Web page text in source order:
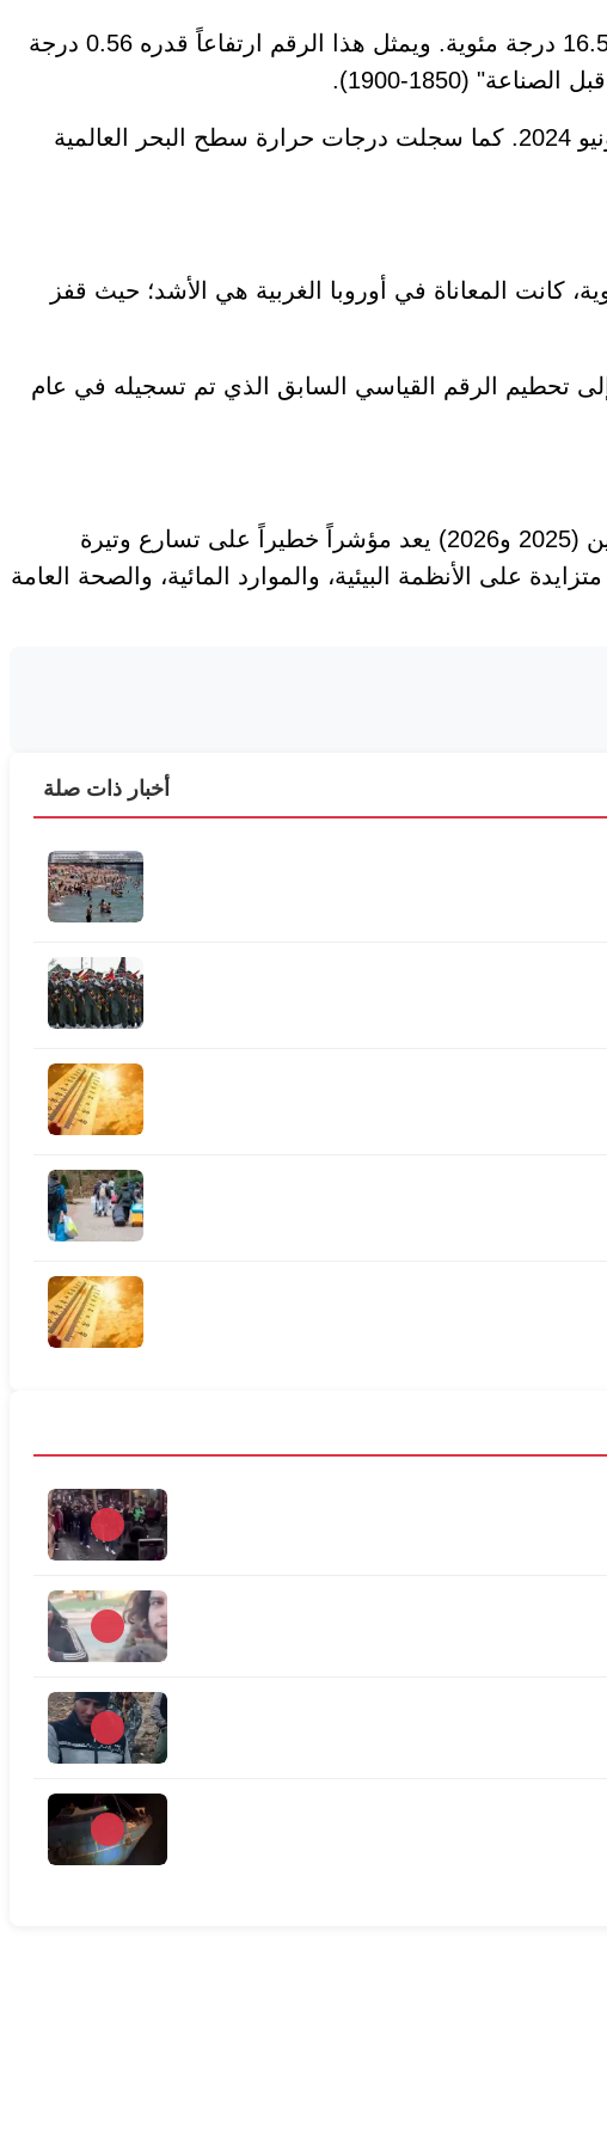
وبحسب بيانات "كوبيرنيكوس"، بلغ متوسط درجة حرارة سطح الأرض في يونيو الماضي 16.54 درجة مئوية. ويمثل هذا الرقم ارتفاعاً قدره 0.56 درجة
).
وبهذه الأرقام، يحجز يونيو 2026 مكانه كثاني أحر شهر يونيو عالمياً، بعد الرقم القياسي المسجل في يونيو 2024. كما سجلت درجات حرارة سطح البحر العالمية
بشكل عام ثاني أحر يونيو في تاريخها بمتوسط حرارة بلغ 19.14 درجة مئوية، كانت المعاناة في أوروبا الغربية هي الأشد؛ حيث قفز
مما أدى إلى تحطيم الرقم القياسي السابق الذي تم تسجيله في عام
ويرى الخبراء في المركز الأوروبي أن توالي تحطيم الأرقام القياسية لدرجات الحرارة في عامين متتاليين (2025 و2026) يعد مؤشراً خطيراً على تسارع وتيرة
على الأنظمة البيئية، والموارد المائية، والصحة العامة
أخبار ذات صلة